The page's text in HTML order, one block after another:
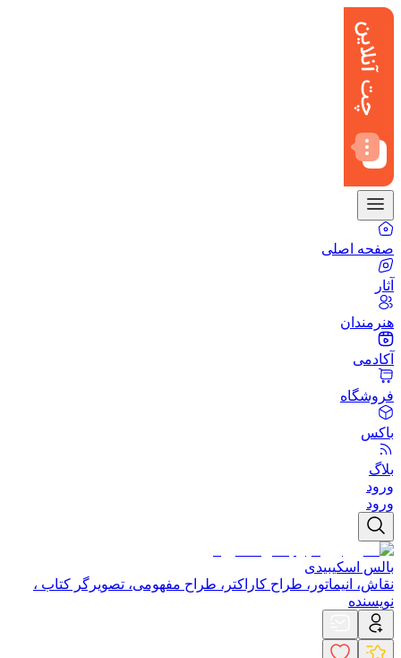
صفحه اصلی
آثار
هنرمندان
آکادمی
فروشگاه
باکس
بلاگ
ورود
ورود
بالس اسکیبیدی
نقاش، انیماتور، طراح کاراکتر، طراح مفهومی، تصویرگر کتاب ،
نویسنده